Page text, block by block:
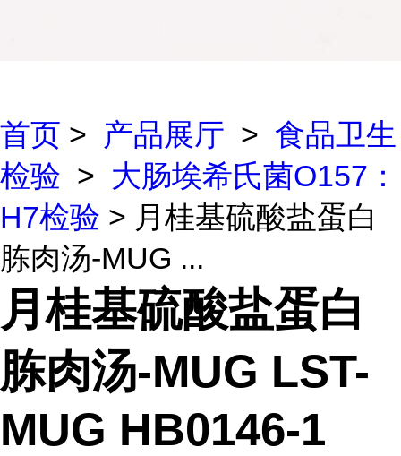
首页 > 产品展厅 > 食品卫生
检验 > 大肠埃希氏菌O157：
H7检验 > 月桂基硫酸盐蛋白
胨肉汤-MUG ...
月桂基硫酸盐蛋白
胨肉汤-MUG LST-
MUG HB0146-1